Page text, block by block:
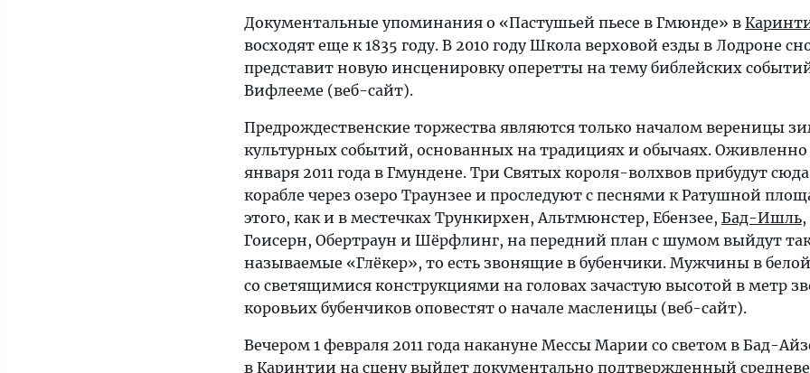
Документальные упоминания о «Пастушьей пьесе в Гмюнде» в
восходят еще к 1835 году. В 2010 году Школа верховой езды в Лодроне
представит новую инсценировку оперетты на тему библейских
Вифлееме (веб-сайт).
Предрождественские торжества являются только началом вереницы
культурных событий, основанных на традициях и обычаях. Оживленно
января 2011 года в Гмундене. Три Святых короля-волхвов прибудут
корабле через озеро Траунзее и проследуют с песнями к Ратушной
этого, как и в местечках Трункирхен, Альтмюнстер, Ебензее, Бад-Ишль,
Гоисерн, Обертраун и Шёрфлинг, на передний план с шумом выйдут
называемые «Глёкер», то есть звонящие в бубенчики. Мужчины в
со светящимися конструкциями на головах зачастую высотой в метр
коровьих бубенчиков оповестят о начале масленицы (веб-сайт).
Вечером 1 февраля 2011 года накануне Мессы Марии со светом в Бад-
в Каринтии на сцену выйдет документально подтвержденный